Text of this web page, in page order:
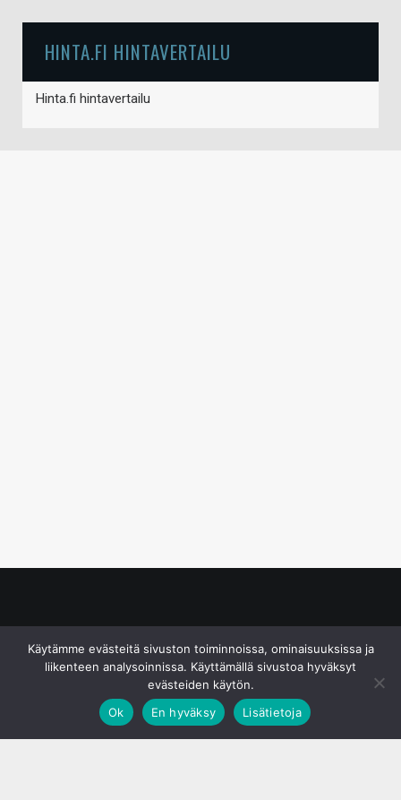
HINTA.FI HINTAVERTAILU
Hinta.fi hintavertailu
Käytämme evästeitä sivuston toiminnoissa, ominaisuuksissa ja
liikenteen analysoinnissa. Käyttämällä sivustoa hyväksyt
evästeiden käytön.
Ok
En hyväksy Lisätietoja